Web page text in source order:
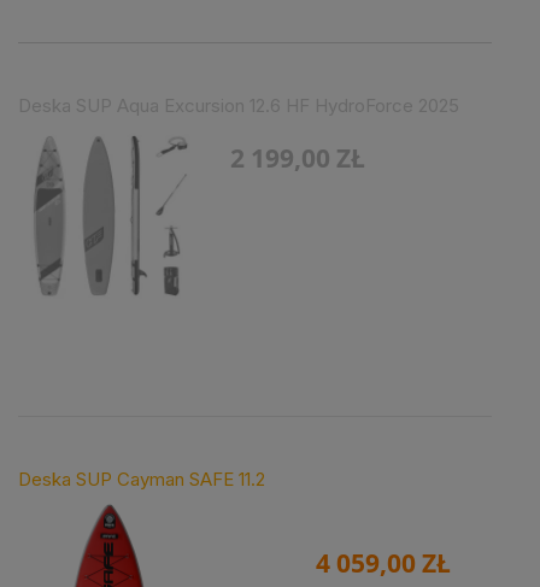
2 199,00 ZŁ
Deska SUP Cayman SAFE 11.2
4 059,00 ZŁ